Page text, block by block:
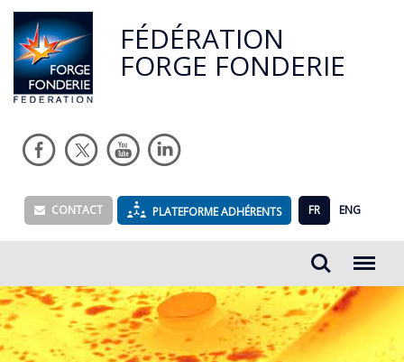
FÉDÉRATION
FORGE FONDERIE
CONTACT PLATEFORME ADHÉRENTS FR ENG
Rechercher...